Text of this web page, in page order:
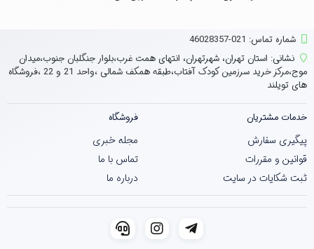
شماره تماس‌: 021-46028357
نشانی: استان تهران، شهرتهران، انتهای همت غرب،بلوار جنگلبان جنوب،میدان
موج،مرکز خرید سرزمین کودک آفتاب،طبقه همکف شمالی ،واحد 21 و 22 ،فروشگاه
های تویلند
خدمات مشتریان
پیگیری سفارش
قوانین و مقررات
ثبت شکایات در سایت
فروشگاه
مجله خبری
تماس با ما
درباره ما